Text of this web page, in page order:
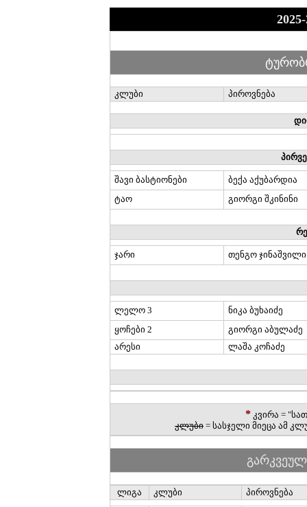
2025
კლუბი პიროვნება
შავი ბასტიონები
ბექა აქუბარდია
ტაო
გიორგი შკინინი
ჯარი თენგო ჯინაშვილი
ლელო 3
ნიკა ბუხაიძე
ყოჩები 2
გიორგი აბულაძე
არესი
ლაშა კოჩაძე
* კვირა =
კლუბი = სასჯელი მიეცა ამ
ლიგა კლუბი პიროვნება